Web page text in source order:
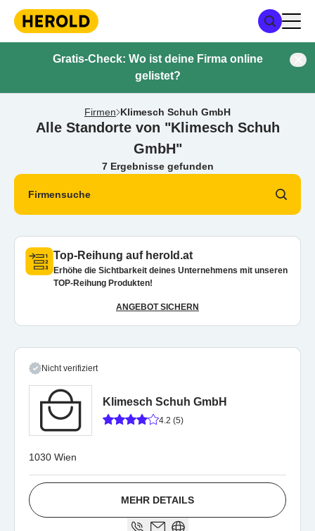
Gratis-Check: Wo ist deine Firma online
gelistet?
Firmen Klimesch Schuh GmbH
Alle Standorte von "Klimesch Schuh
GmbH"
7 Ergebnisse gefunden
Firmensuche
Top-Reihung auf herold.at
Erhöhe die Sichtbarkeit deines Unternehmens mit unseren
TOP-Reihung Produkten!
ANGEBOT SICHERN
Nicht verifiziert
Klimesch Schuh GmbH
4.2 (5)
1030 Wien
MEHR DETAILS